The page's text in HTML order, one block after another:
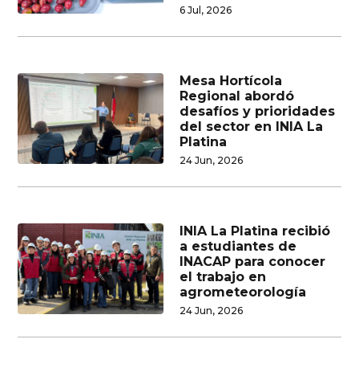
6 Jul, 2026
Mesa Hortícola
Regional abordó
desafíos y prioridades
del sector en INIA La
Platina
24 Jun, 2026
INIA La Platina recibió
a estudiantes de
INACAP para conocer
el trabajo en
agrometeorología
24 Jun, 2026